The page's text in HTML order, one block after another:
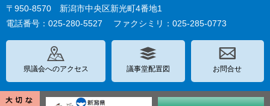
〒950-8570 新潟市中央区新光町4番地1
電話番号：025-280-5527
ファクシミリ：025-285-0773
県議会へのアクセス 議事堂配置図 お問合せ